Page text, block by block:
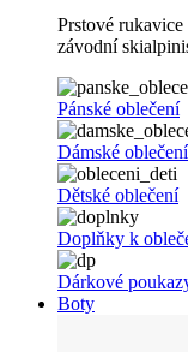
Prstové
závodní
Pánské oblečení
Dámské oblečení
Dětské oblečení
Doplňky k
Dárkové
Boty